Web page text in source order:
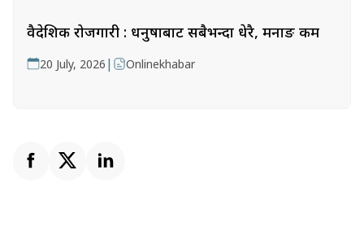
वैदेशिक रोजगारी : धनुषाबाट सबैभन्दा धेरै, मनाङ कम
20 July, 2026 | Onlinekhabar